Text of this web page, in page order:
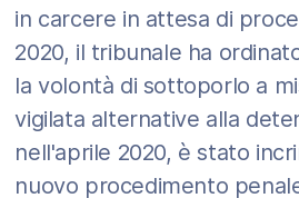
in carcere in attesa di
2020, il tribunale ha
la volontà di sottoporlo a
vigilata alternative alla
nell'aprile 2020, è stato
nuovo procedimento